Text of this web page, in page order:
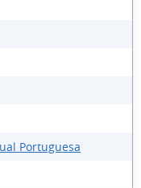
Portuguesa